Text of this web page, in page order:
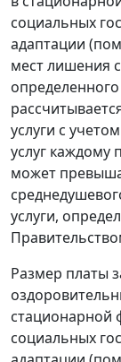
социальных
адаптации
мест лишения
услуги с
услуг каждому
может
услуги,
Размер платы
стационарной
социальных